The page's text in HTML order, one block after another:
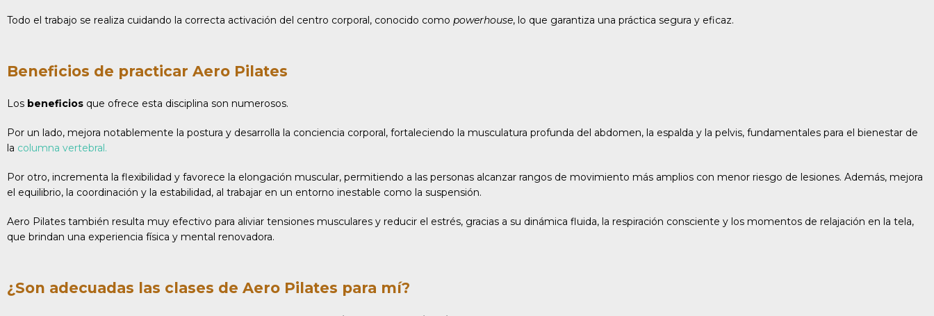
Todo el trabajo se realiza cuidando la correcta activación del centro corporal, conocido como powerhouse, lo que garantiza una práctica segura y eficaz.
Beneficios de practicar Aero Pilates
Los beneficios que ofrece esta disciplina son numerosos.
Por un lado, mejora notablemente la postura y desarrolla la conciencia corporal, fortaleciendo la musculatura profunda del abdomen, la espalda y la pelvis, fundamentales para el bienestar de
la columna vertebral.
Por otro, incrementa la flexibilidad y favorece la elongación muscular, permitiendo a las personas alcanzar rangos de movimiento más amplios con menor riesgo de lesiones. Además, mejora
el equilibrio, la coordinación y la estabilidad, al trabajar en un entorno inestable como la suspensión.
Aero Pilates también resulta muy efectivo para aliviar tensiones musculares y reducir el estrés, gracias a su dinámica fluida, la respiración consciente y los momentos de relajación en la tela,
que brindan una experiencia física y mental renovadora.
¿Son adecuadas las clases de Aero Pilates para mí?